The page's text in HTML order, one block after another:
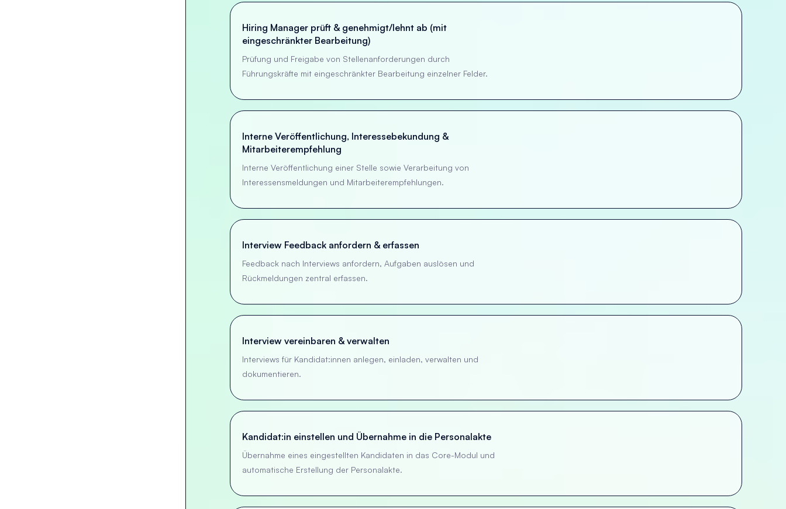
Hiring Manager prüft & genehmigt/lehnt ab (mit
eingeschränkter Bearbeitung)
Prüfung und Freigabe von Stellenanforderungen durch
Führungskräfte mit eingeschränkter Bearbeitung einzelner Felder.
Interne Veröffentlichung, Interessebekundung &
Mitarbeiterempfehlung
Interne Veröffentlichung einer Stelle sowie Verarbeitung von
Interessensmeldungen und Mitarbeiterempfehlungen.
Interview Feedback anfordern & erfassen
Feedback nach Interviews anfordern, Aufgaben auslösen und
Rückmeldungen zentral erfassen.
Interview vereinbaren & verwalten
Interviews für Kandidat:innen anlegen, einladen, verwalten und
dokumentieren.
Kandidat:in einstellen und Übernahme in die Personalakte
Übernahme eines eingestellten Kandidaten in das Core-Modul und
automatische Erstellung der Personalakte.